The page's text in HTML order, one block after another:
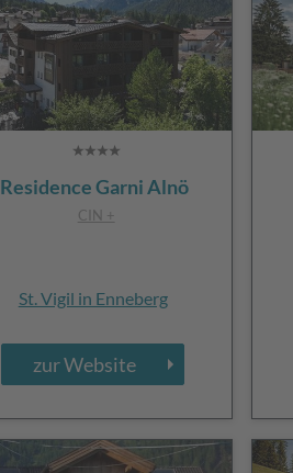
Residence Garni Alnö
CIN +
St. Vigil in Enneberg
zur Website